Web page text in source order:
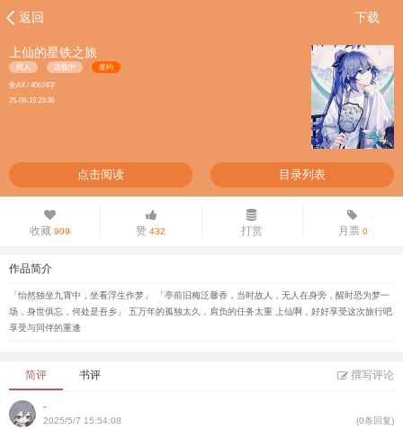
返回 下载
上仙的星铁之旅
同人 连载中 签约
鱼AX / 40674字
25-08-19 23:36
点击阅读 目录列表
收藏 909 赞 432 打赏 月票0
作品简介
「怡然独坐九霄中，坐看浮生作梦」 「亭前旧梅泛馨香，当时故人，无人在身旁，醒时恐为梦一
场，身世俱忘，何处是吾乡」 五万年的孤独太久，肩负的任务太重 上仙啊，好好享受这次旅行吧
享受与同伴的重逢
简评 书评 撰写评论
-
2025/5/7 15:54:08
(0条回复)